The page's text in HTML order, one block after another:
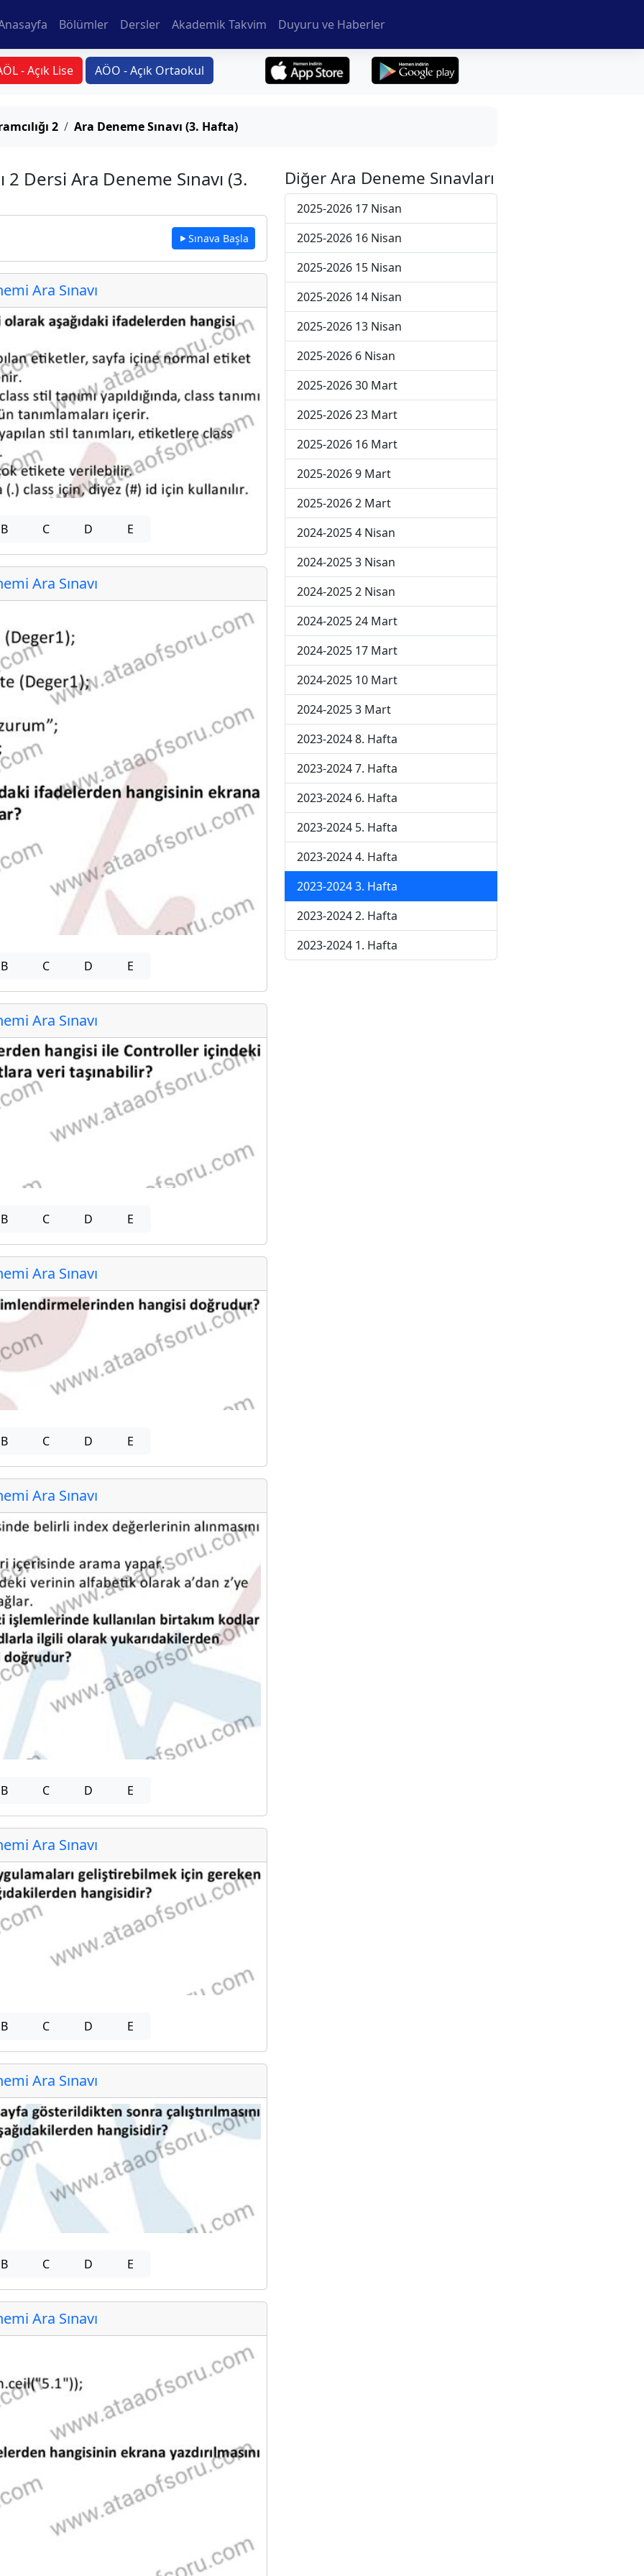
Bölümler Dersler Akademik Takvim Duyuru ve Haberler
- Açık Lise AÖO - Açık Ortaokul
2 Ara Deneme Sınavı (3. Hafta)
Dersi Ara Deneme Sınavı (3.
Sınava Başla
Ara Sınavı
B C D E
Ara Sınavı
B C D E
Ara Sınavı
B C D E
Ara Sınavı
B C D E
Ara Sınavı
B C D E
Ara Sınavı
B C D E
Ara Sınavı
B C D E
Ara Sınavı
Diğer Ara Deneme Sınavları
2025-2026 17 Nisan
2025-2026 16 Nisan
2025-2026 15 Nisan
2025-2026 14 Nisan
2025-2026 13 Nisan
2025-2026 6 Nisan
2025-2026 30 Mart
2025-2026 23 Mart
2025-2026 16 Mart
2025-2026 9 Mart
2025-2026 2 Mart
2024-2025 4 Nisan
2024-2025 3 Nisan
2024-2025 2 Nisan
2024-2025 24 Mart
2024-2025 17 Mart
2024-2025 10 Mart
2024-2025 3 Mart
2023-2024 8. Hafta
2023-2024 7. Hafta
2023-2024 6. Hafta
2023-2024 5. Hafta
2023-2024 4. Hafta
2023-2024 3. Hafta
2023-2024 2. Hafta
2023-2024 1. Hafta